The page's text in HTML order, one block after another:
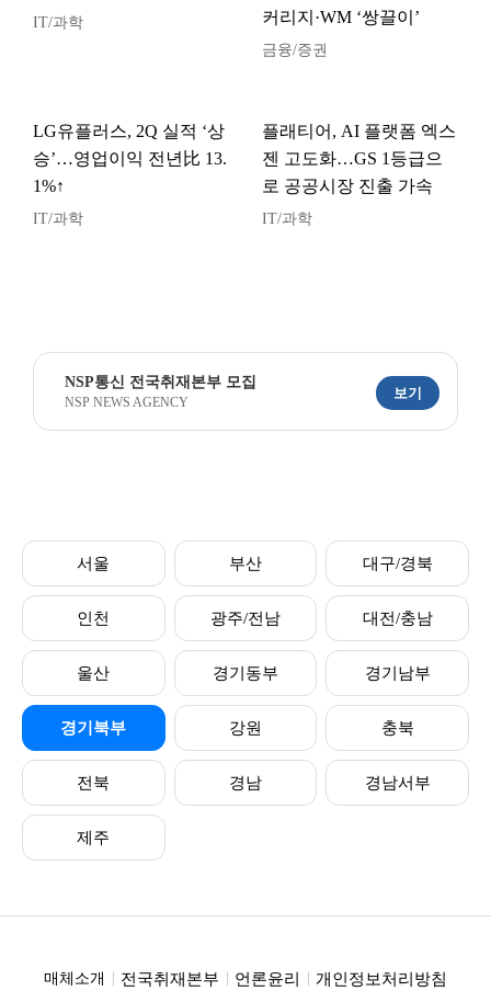
IT/과학
커리지·WM ‘쌍끌이’
금융/증권
LG유플러스, 2Q 실적 ‘상
승’…영업이익 전년比 13.
1%↑
IT/과학
플래티어, AI 플랫폼 엑스
젠 고도화…GS 1등급으
로 공공시장 진출 가속
IT/과학
NSP통신 전국취재본부 모집
NSP NEWS AGENCY
보기
서울 부산 대구/경북
인천 광주/전남 대전/충남
울산 경기동부 경기남부
경기북부 강원 충북
전북 경남 경남서부
제주
매체소개 전국취재본부 언론윤리 개인정보처리방침